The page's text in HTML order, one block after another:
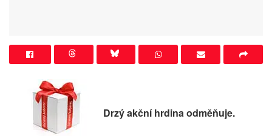
Drzý akční hrdina odměňuje.